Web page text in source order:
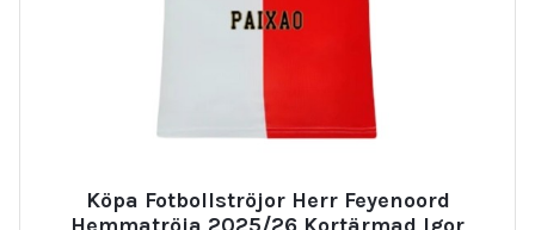
Köpa Fotbollströjor Herr Feyenoord